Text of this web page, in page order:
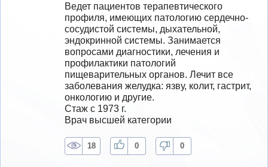
Ведет пациентов терапевтического
профиля, имеющих патологию сердечно-
сосудистой системы, дыхательной,
эндокринной системы. Занимается
вопросами диагностики, лечения и
профилактики патологий
пищеварительных органов. Лечит все
заболевания желудка: язву, колит, гастрит,
онкологию и другие.
Стаж с 1973 г.
Врач высшей категории
18 0 0